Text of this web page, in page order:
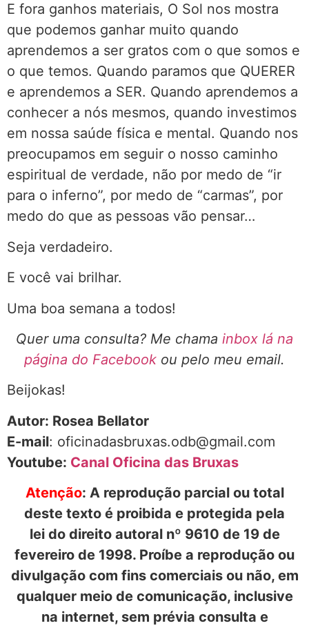
E fora ganhos materiais, O Sol nos mostra
que podemos ganhar muito quando
aprendemos a ser gratos com o que somos e
o que temos. Quando paramos que QUERER
e aprendemos a SER. Quando aprendemos a
conhecer a nós mesmos, quando investimos
em nossa saúde física e mental. Quando nos
preocupamos em seguir o nosso caminho
espiritual de verdade, não por medo de “ir
para o inferno”, por medo de “carmas”, por
medo do que as pessoas vão pensar…
Seja verdadeiro.
E você vai brilhar.
Uma boa semana a todos!
Quer uma consulta? Me chama inbox lá na
página do Facebook ou pelo meu email.
Beijokas!
Autor: Rosea Bellator
E-mail: oficinadasbruxas.odb@gmail.com
Youtube: Canal Oficina das Bruxas
Atenção: A reprodução parcial ou total
deste texto é proibida e protegida pela
lei do direito autoral nº 9610 de 19 de
fevereiro de 1998. Proíbe a reprodução ou
divulgação com fins comerciais ou não, em
qualquer meio de comunicação, inclusive
na internet, sem prévia consulta e